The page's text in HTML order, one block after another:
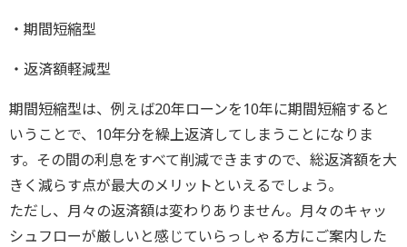
・期間短縮型
・返済額軽減型
期間短縮型は、例えば20年ローンを10年に期間短縮すると
いうことで、10年分を繰上返済してしまうことになりま
す。その間の利息をすべて削減できますので、総返済額を大
きく減らす点が最大のメリットといえるでしょう。
ただし、月々の返済額は変わりありません。月々のキャッ
シュフローが厳しいと感じていらっしゃる方にご案内した